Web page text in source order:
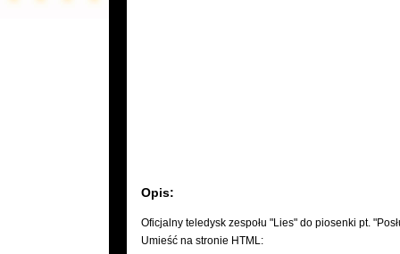
Opis:
Oficjalny teledysk zespołu "Lies" do piosenki pt.
Umieść na stronie HTML: